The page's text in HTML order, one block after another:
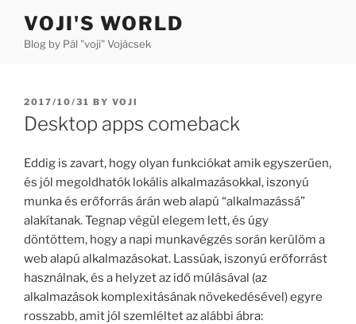
content
VOJI'S WORLD
Blog by Pál "voji" Vojácsek
POSTED
ON
2017/10/31 BY VOJI
Desktop apps comeback
Eddig is zavart, hogy olyan funkciókat amik egyszerűen,
és jól megoldhatók lokális alkalmazásokkal, iszonyú
munka és erőforrás árán web alapú “alkalmazássá”
alakítanak. Tegnap végül elegem lett, és úgy
döntöttem, hogy a napi munkavégzés során kerülöm a
web alapú alkalmazásokat. Lassúak, iszonyú erőforrást
használnak, és a helyzet az idő múlásával (az
alkalmazások komplexitásának növekedésével) egyre
rosszabb, amit jól szemléltet az alábbi ábra: